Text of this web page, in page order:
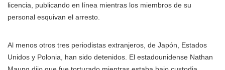
licencia, publicando en línea mientras los miembros de su
personal esquivan el arresto.
Al menos otros tres periodistas extranjeros, de Japón, Estados
Unidos y Polonia, han sido detenidos. El estadounidense Nathan